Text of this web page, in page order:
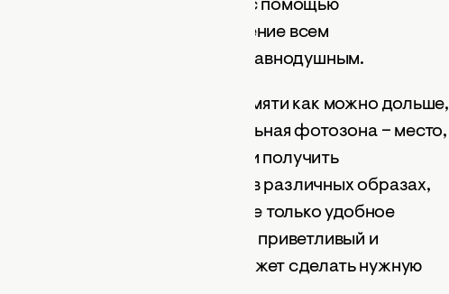
трогательные мимы, которые с помощью
и улыбок поднимали настроение всем
никого не оставило равнодушным.
в «КОСМО» оставался в памяти как можно дольше,
была организована специальная фотозона – место,
повеселиться от души, но и получить
забавных фотографий в различных образах,
магазин «КОСМО» – это не только удобное
ассортимент товаров, но и приветливый и
который всегда поможет сделать нужную